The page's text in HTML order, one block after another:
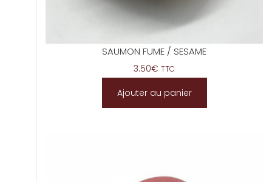
SAUMON FUME / SESAME
3.50€ TTC
Ajouter au panier